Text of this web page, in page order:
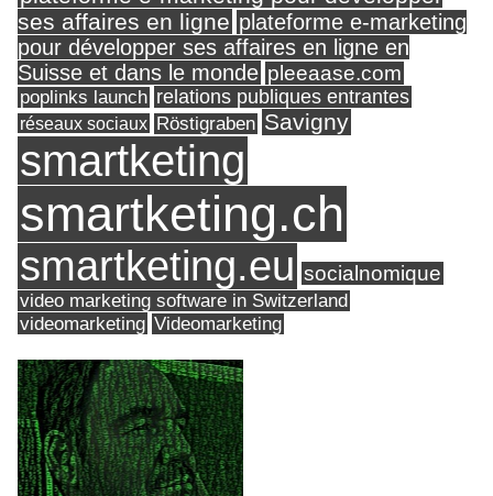
ses affaires en ligne plateforme e-marketing
pour développer ses affaires en ligne en
Suisse et dans le monde pleeaase.com
poplinks launch relations publiques entrantes
réseaux sociaux Röstigraben Savigny
smartketing
smartketing.ch
smartketing.eu socialnomique
video marketing software in Switzerland
videomarketing Videomarketing